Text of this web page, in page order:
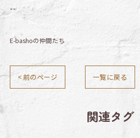
--
E-bashoの仲間たち
< 前のページ 一覧に戻る
関連タグ